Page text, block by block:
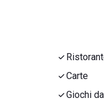
Carte
Giochi